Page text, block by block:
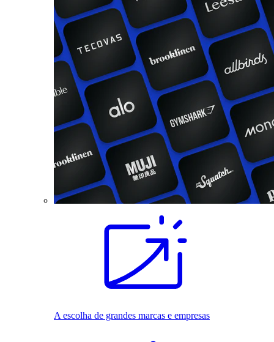
A escolha de grandes marcas e empresas